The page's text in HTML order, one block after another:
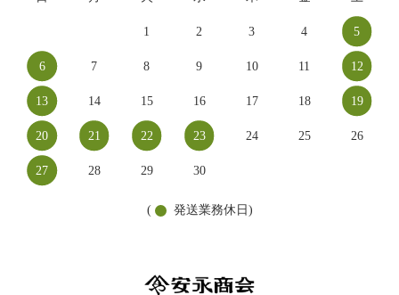
1 2 3 4 5
6 7 8 9 10 11 12
13 14 15 16 17 18 19
20 21 22 23 24 25 26
27 28 29 30
( 発送業務休日)